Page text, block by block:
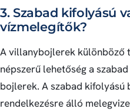
3. Szabad kifolyású
vízmelegítők?
A villanybojlerek különböző
népszerű lehetőség a
bojlerek. A szabad kifolyású
rendelkezésre álló